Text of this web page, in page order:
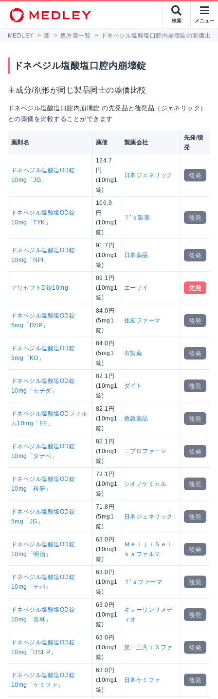
検索 メニュー
MEDLEY > 薬 > 処方薬一覧 > ドネペジル塩酸塩口腔内崩壊錠の薬価比較
ドネペジル塩酸塩口腔内崩壊錠
主成分/剤形が同じ製品同士の薬価比較
ドネペジル塩酸塩口腔内崩壊錠 の先発品と後発品（ジェネリック）
との薬価を比較することができます
薬剤名 薬価 製薬会社
先発/後
発
ドネペジル塩酸塩OD錠
10mg「JG」
124.7
円
(10mg1
錠)
日本ジェネリック 後発
ドネペジル塩酸塩OD錠
10mg「TYK」
106.9
円
(10mg1
錠)
Ｔ’ｓ製薬 後発
ドネペジル塩酸塩OD錠
10mg「NPI」
91.7円
(10mg1
錠)
日本薬品 後発
アリセプトD錠10mg
89.1円
(10mg1
錠)
エーザイ 先発
ドネペジル塩酸塩OD錠
5mg「DSP」
84.0円
(5mg1
錠)
住友ファーマ 後発
ドネペジル塩酸塩OD錠
5mg「KO」
84.0円
(5mg1
錠)
寿製薬 後発
ドネペジル塩酸塩OD錠
10mg「モチダ」
82.1円
(10mg1
錠)
ダイト 後発
ドネペジル塩酸塩ODフィル
ム10mg「EE」
82.1円
(10mg1
錠)
救急薬品 後発
ドネペジル塩酸塩OD錠
10mg「タナベ」
82.1円
(10mg1
錠)
ニプロファーマ 後発
ドネペジル塩酸塩OD錠
10mg「科研」
73.1円
(10mg1
錠)
シオノケミカル 後発
ドネペジル塩酸塩OD錠
5mg「JG」
71.8円
(5mg1
錠)
日本ジェネリック 後発
ドネペジル塩酸塩OD錠
10mg「明治」
63.0円
(10mg1
錠)
ＭｅｉｊｉＳｅｉ
ｋａファルマ
後発
ドネペジル塩酸塩OD錠
10mg「テバ」
63.0円
(10mg1
錠)
Ｔ’ｓファーマ 後発
ドネペジル塩酸塩OD錠
10mg「杏林」
63.0円
(10mg1
錠)
キョーリンリメデ
ィオ
後発
ドネペジル塩酸塩OD錠
10mg「DSEP」
63.0円
(10mg1
錠)
第一三共エスファ 後発
ドネペジル塩酸塩OD錠
10mg「ケミファ」
63.0円
(10mg1
錠)
日本ケミファ 後発